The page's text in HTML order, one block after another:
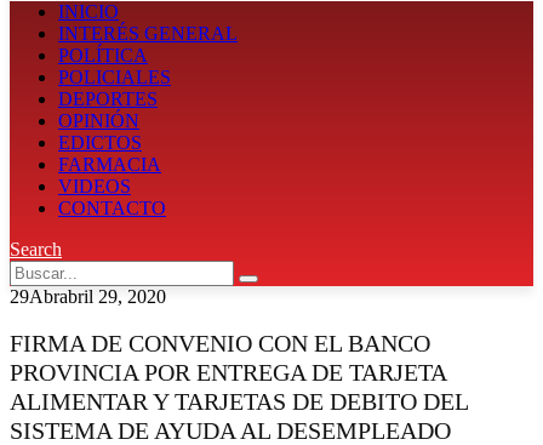
INICIO
INTERÉS GENERAL
POLÍTICA
POLICIALES
DEPORTES
OPINIÓN
EDICTOS
FARMACIA
VIDEOS
CONTACTO
Search
29Abrabril 29, 2020
FIRMA DE CONVENIO CON EL BANCO
PROVINCIA POR ENTREGA DE TARJETA
ALIMENTAR Y TARJETAS DE DEBITO DEL
SISTEMA DE AYUDA AL DESEMPLEADO